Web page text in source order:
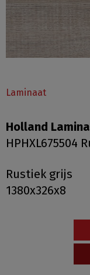
Laminaat
Holland
HPHXL675504
Rustiek grijs
1380x326x8